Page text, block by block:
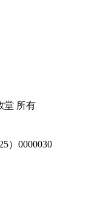
堂 所有
）0000030